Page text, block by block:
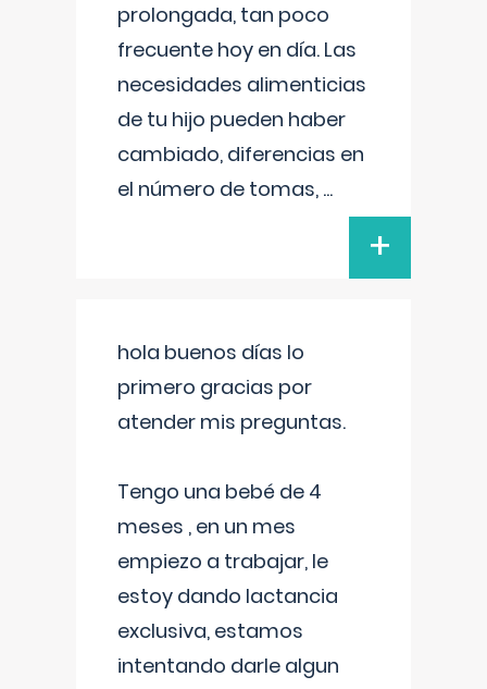
prolongada, tan poco
frecuente hoy en día. Las
necesidades alimenticias
de tu hijo pueden haber
cambiado, diferencias en
el número de tomas, ...
+
hola buenos días lo
primero gracias por
atender mis preguntas.
Tengo una bebé de 4
meses , en un mes
empiezo a trabajar, le
estoy dando lactancia
exclusiva, estamos
intentando darle algun